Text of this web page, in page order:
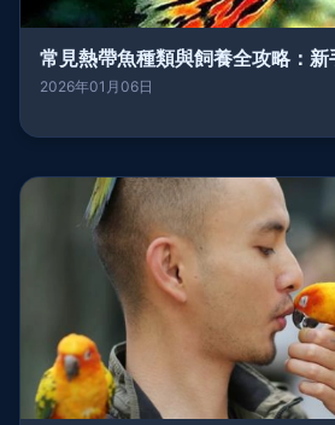
常見熱帶魚種類與飼養全攻略：新
2026年01月06日